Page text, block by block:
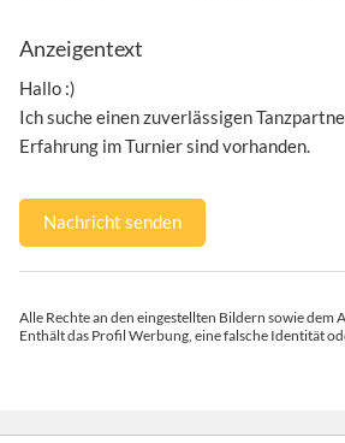
Anzeigentext
Hallo :)
Ich suche einen zuverlässigen
Erfahrung im Turnier sind vorhanden.
Nachricht senden
Alle Rechte an den eingestellten Bildern sowie dem
Enthält das Profil Werbung, eine falsche Identität